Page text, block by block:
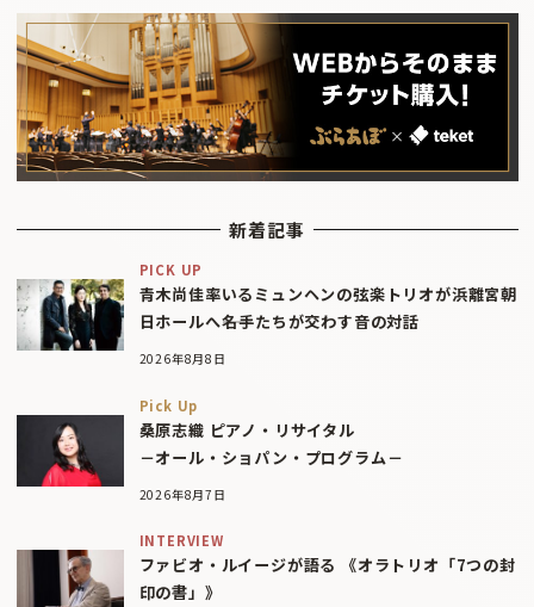
新着記事
PICK UP
青木尚佳率いるミュンヘンの弦楽トリオが浜離宮朝
日ホールへ――名手たちが交わす音の対話
2026年8月8日
Pick Up
桑原志織 ピアノ・リサイタル
－オール・ショパン・プログラム－
2026年8月7日
INTERVIEW
ファビオ・ルイージが語る 《オラトリオ「7つの封
印の書」》